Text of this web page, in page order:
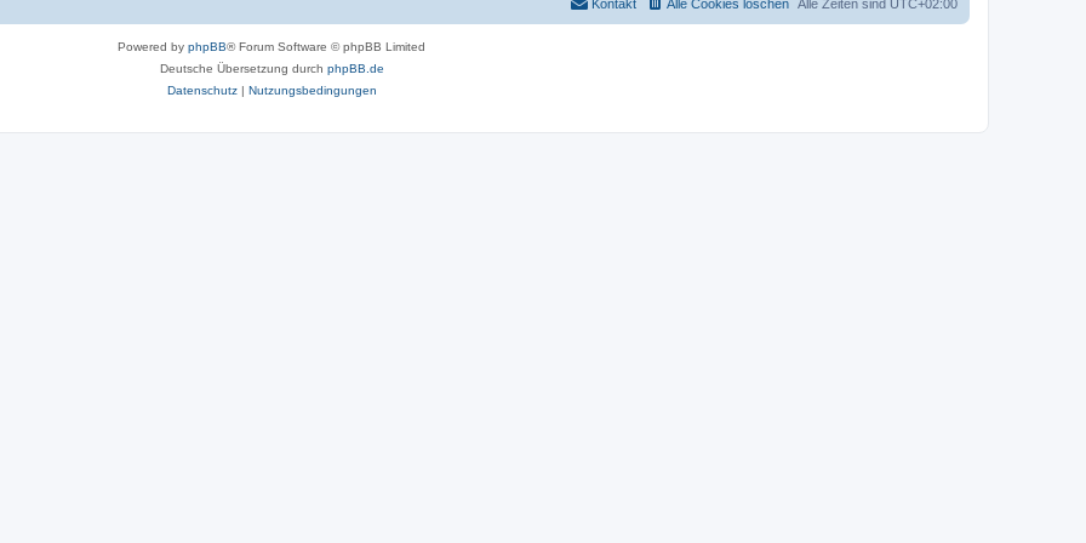
Alle Zeiten sind UTC+02:00
Alle Cookies löschen
Kontakt
Powered by phpBB® Forum Software © phpBB Limited
Deutsche Übersetzung durch phpBB.de
Datenschutz| Nutzungsbedingungen